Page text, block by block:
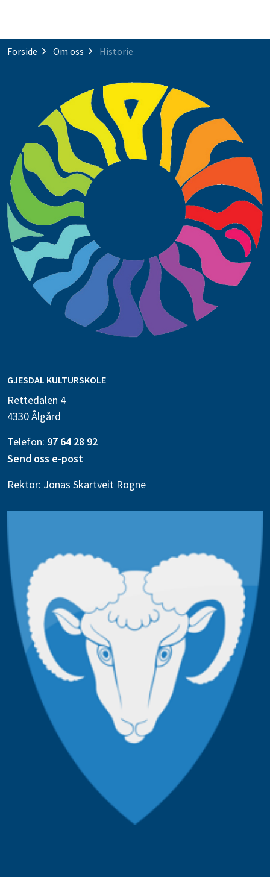
Forside Om oss Historie
GJESDAL KULTURSKOLE
Rettedalen 4
4330 Ålgård
Telefon: 97 64 28 92
Send oss e-post
Rektor: Jonas Skartveit Rogne